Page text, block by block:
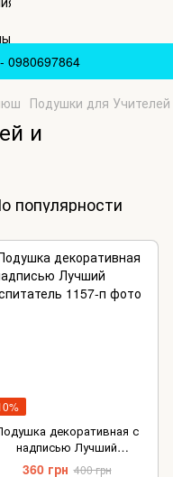
0980697864
Подушки для
и
популярности
декоративная с
надписью Лучший
Воспитатель
360 грн 400 грн